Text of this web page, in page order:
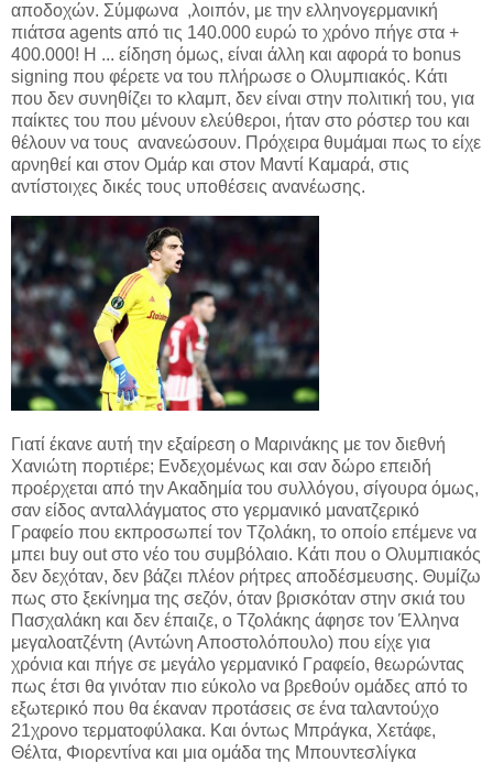
αποδοχών. Σύμφωνα ,λοιπόν, με την ελληνογερμανική
πιάτσα agents από τις 140.000 ευρώ το χρόνο πήγε στα +
400.000! Η ... είδηση όμως, είναι άλλη και αφορά το bonus
signing που φέρετε να του πλήρωσε ο Ολυμπιακός. Κάτι
που δεν συνηθίζει το κλαμπ, δεν είναι στην πολιτική του, για
παίκτες του που μένουν ελεύθεροι, ήταν στο ρόστερ του και
θέλουν να τους ανανεώσουν. Πρόχειρα θυμάμαι πως το είχε
αρνηθεί και στον Ομάρ και στον Μαντί Καμαρά, στις
αντίστοιχες δικές τους υποθέσεις ανανέωσης.
Γιατί έκανε αυτή την εξαίρεση ο Μαρινάκης με τον διεθνή
Χανιώτη πορτιέρε; Ενδεχομένως και σαν δώρο επειδή
προέρχεται από την Ακαδημία του συλλόγου, σίγουρα όμως,
σαν είδος ανταλλάγματος στο γερμανικό μανατζερικό
Γραφείο που εκπροσωπεί τον Τζολάκη, το οποίο επέμενε να
μπει buy out στο νέο του συμβόλαιο. Κάτι που ο Ολυμπιακός
δεν δεχόταν, δεν βάζει πλέον ρήτρες αποδέσμευσης. Θυμίζω
πως στο ξεκίνημα της σεζόν, όταν βρισκόταν στην σκιά του
Πασχαλάκη και δεν έπαιζε, ο Τζολάκης άφησε τον Έλληνα
μεγαλοατζέντη (Αντώνη Αποστολόπουλο) που είχε για
χρόνια και πήγε σε μεγάλο γερμανικό Γραφείο, θεωρώντας
πως έτσι θα γινόταν πιο εύκολο να βρεθούν ομάδες από το
εξωτερικό που θα έκαναν προτάσεις σε ένα ταλαντούχο
21χρονο τερματοφύλακα. Και όντως Μπράγκα, Χετάφε,
Θέλτα, Φιορεντίνα και μια ομάδα της Μπουντεσλίγκα